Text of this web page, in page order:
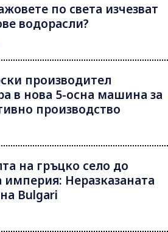
по света изчезват
водорасли?
производител
в нова 5-осна машина за
производство
на гръцко село до
империя: Неразказаната
Bulgari